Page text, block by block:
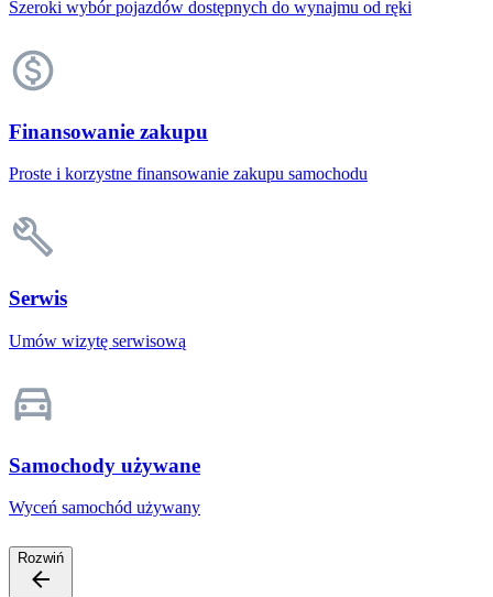
Szeroki wybór pojazdów dostępnych do wynajmu od ręki
Finansowanie zakupu
Proste i korzystne finansowanie zakupu samochodu
Serwis
Umów wizytę serwisową
Samochody używane
Wyceń samochód używany
Rozwiń